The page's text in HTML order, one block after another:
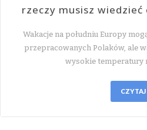
rzeczy musisz
Wakacje na południu Europy
przepracowanych Polaków, ale
wysokie temperatury
CZYTAJ